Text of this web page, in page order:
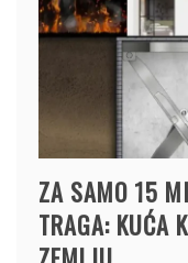
ZA SAMO 15
TRAGA: KUĆA